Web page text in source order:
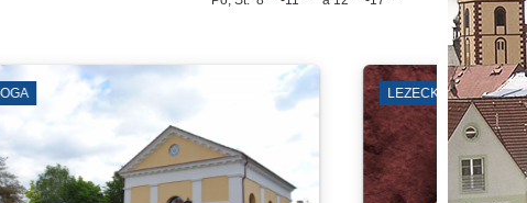
DDM PARAPLÍČKO